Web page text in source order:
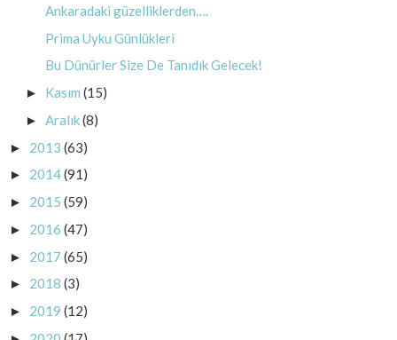
Ankaradaki güzelliklerden….
Prima Uyku Günlükleri
Bu Dünürler Size De Tanıdık Gelecek!
► Kasım (15)
► Aralık(8)
► 2013 (63)
► 2014(91)
► 2015 (59)
► 2016 (47)
► 2017 (65)
► 2018 (3)
► 2019 (12)